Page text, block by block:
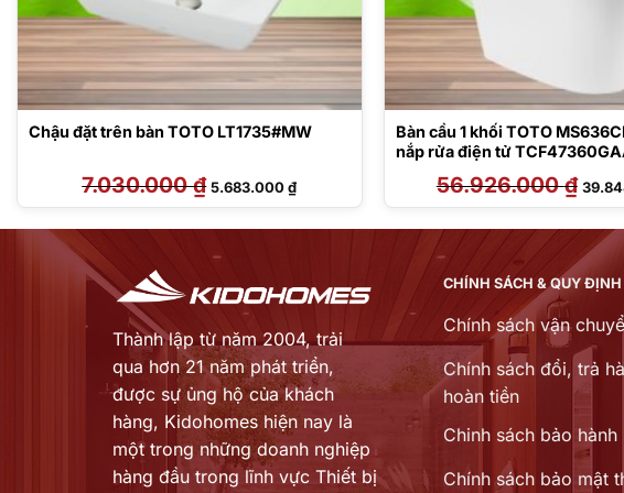
Chậu đặt trên bàn TOTO LT1735#MW
7.030.000₫ Giá
gốc
là:
5.683.000₫Giá
hiện
tại
5.683.000 ₫.
Bàn cầu 1 khối TOTO
nắp rửa điện tử
56.926.000₫ Giá
gốc
là:
₫.
Thành lập từ năm 2004, trải
qua hơn 21 năm phát triển,
được sự ủng hộ của khách
hàng, Kidohomes hiện nay là
một trong những doanh nghiệp
hàng đầu trong lĩnh vực Thiết bị
CHÍNH SÁCH & QUY ĐỊNH
Chính sách vận
Chính sách đổi, trả
hoàn tiền
Chinh sách bảo hành
Chính sách bảo mật